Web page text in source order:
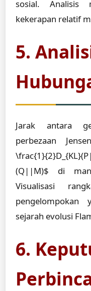
sosial. Analisis
kekerapan relatif
5.
Jarak antara
perbezaan
(Q||M)$ di
Visualisasi
pengelompokan
sejarah evolusi
6.